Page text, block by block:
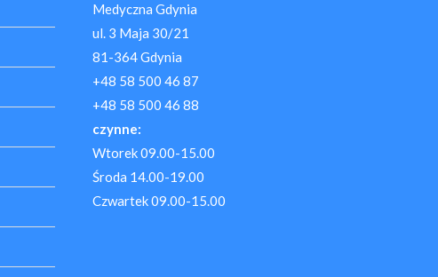
Medyczna Gdynia
ul. 3 Maja 30/21
81-364 Gdynia
+48 58 500 46 87
+48 58 500 46 88
czynne:
Wtorek 09.00-15.00
Środa 14.00-19.00
Czwartek 09.00-15.00